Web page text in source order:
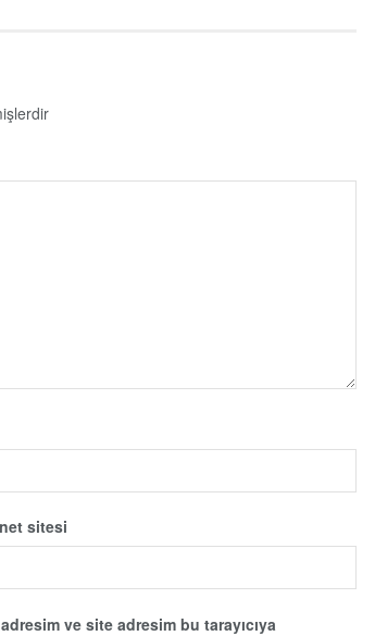
sitesi
ve site adresim bu tarayıcıya